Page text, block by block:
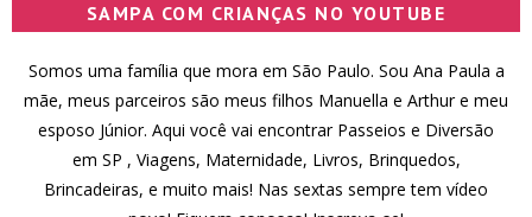
SAMPA COM CRIANÇAS NO YOUTUBE
Somos uma família que mora em São Paulo. Sou Ana Paula a
mãe, meus parceiros são meus filhos Manuella e Arthur e meu
esposo Júnior. Aqui você vai encontrar Passeios e Diversão
em SP , Viagens, Maternidade, Livros, Brinquedos,
Brincadeiras, e muito mais! Nas sextas sempre tem vídeo